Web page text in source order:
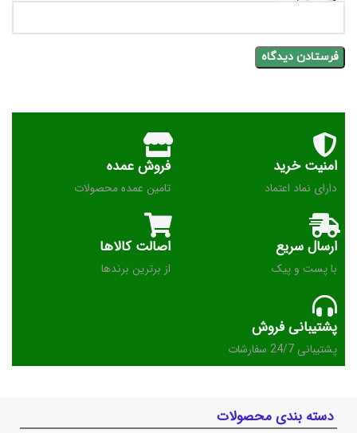
امنیت خرید
دارای نماد اعتماد
فروش عمده
تامین عمده محصولات
ارسال سریع
با پست و پیک
اصالت کالاها
از برترین برندها
پشتیبانی فروش
پشتیبانی 24/7 سفارشات
دسته بندی محصولات